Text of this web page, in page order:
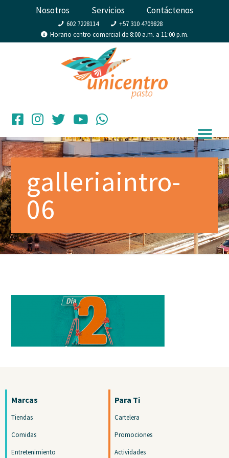
Nosotros Servicios Contáctenos
602 7228114
+57 310 4709828
Horario centro comercial de 8:00 a.m. a 11:00 p.m.
galleriaintro-
06
Marcas
Tiendas
Comidas
Entretenimiento
Para Ti
Cartelera
Promociones
Actividades